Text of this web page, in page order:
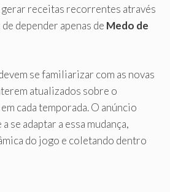
receitas recorrentes através
depender apenas de Medo de
se familiarizar com as novas
atualizados sobre o
cada temporada. O anúncio
se adaptar a essa mudança,
do jogo e coletando dentro